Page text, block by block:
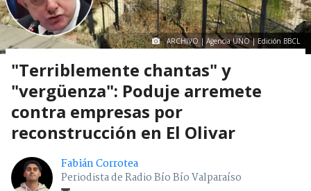
ARCHIVO | Agencia UNO | Edición BBCL
"Terriblemente chantas" y
"vergüenza": Poduje arremete
contra empresas por
reconstrucción en El Olivar
Fabián Corrotea
Periodista de Radio Bío Bío Valparaíso